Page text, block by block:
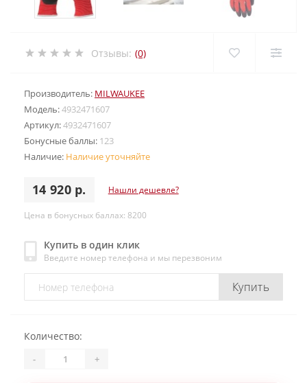
Отзывы: (0)
Производитель: MILWAUKEE
Модель:4932471607
Артикул:4932471607
Бонусные баллы: 123
Наличие: Наличие уточняйте
14 920 р. Нашли дешевле?
Цена в бонусных баллах: 8200
Купить в один клик
Введите номер телефона и мы перезвоним
Купить
Количество:
- +